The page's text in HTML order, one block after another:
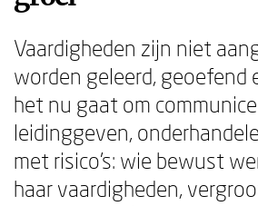
Vaardigheden zijn niet
worden geleerd, geoefend
het nu gaat om
leidinggeven,
met risico's: wie bewust
haar vaardigheden,